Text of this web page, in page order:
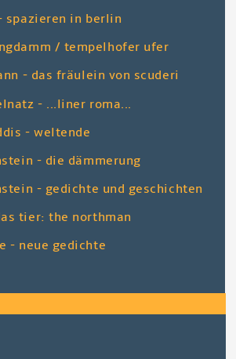
spazieren in berlin
/ tempelhofer ufer
- das fräulein von scuderi
- ...liner roma...
- weltende
- die dämmerung
- gedichte und geschichten
tier: the northman
- neue gedichte